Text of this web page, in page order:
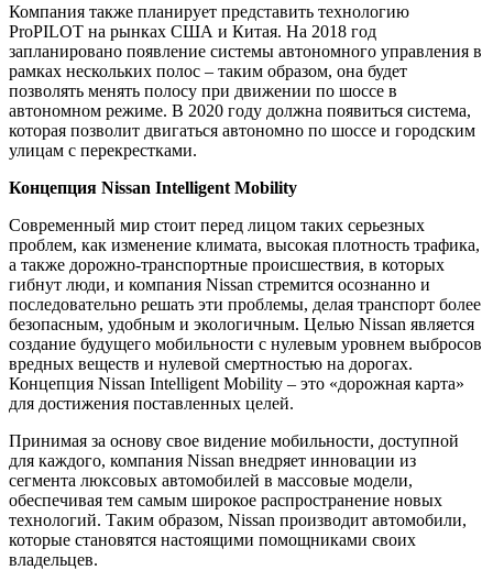
Компания также планирует представить технологию
ProPILOT на рынках США и Китая. На 2018 год
запланировано появление системы автономного управления в
рамках нескольких полос – таким образом, она будет
позволять менять полосу при движении по шоссе в
автономном режиме. В 2020 году должна появиться система,
которая позволит двигаться автономно по шоссе и городским
улицам с перекрестками.
Концепция Nissan Intelligent Mobility
Современный мир стоит перед лицом таких серьезных
проблем, как изменение климата, высокая плотность трафика,
а также дорожно-транспортные происшествия, в которых
гибнут люди, и компания Nissan стремится осознанно и
последовательно решать эти проблемы, делая транспорт более
безопасным, удобным и экологичным. Целью Nissan является
создание будущего мобильности с нулевым уровнем выбросов
вредных веществ и нулевой смертностью на дорогах.
Концепция Nissan Intelligent Mobility – это «дорожная карта»
для достижения поставленных целей.
Принимая за основу свое видение мобильности, доступной
для каждого, компания Nissan внедряет инновации из
сегмента люксовых автомобилей в массовые модели,
обеспечивая тем самым широкое распространение новых
технологий. Таким образом, Nissan производит автомобили,
которые становятся настоящими помощниками своих
владельцев.